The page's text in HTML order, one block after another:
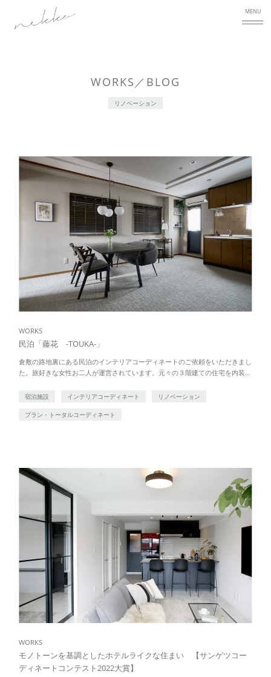
MENU
WORKS／BLOG
リノベーション
WORKS
民泊「藤花 -TOUKA-」
倉敷の路地裏にある民泊のインテリアコーディネートのご依頼をいただきまし
た。旅好きな女性お二人が運営されています。元々の３階建ての住宅を内装リ
る藤の花 […]
宿泊施設 インテリアコーディネート リノベーション
プラン・トータルコーディネート
WORKS
モノトーンを基調としたホテルライクな住まい 【サンゲツコー
ディネートコンテスト2022大賞】